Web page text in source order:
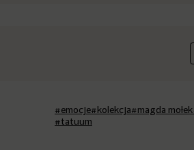
#emocje#kolekcja#magda mołek
#tatuum